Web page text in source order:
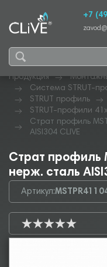
+7
Продукция
Система STRUT-
STRUT профиль
STRUT-профили
Страт профиль
AISI304 CLIVE
Страт профиль
нерж. сталь
Артикул: